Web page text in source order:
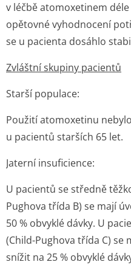
v léčbě atomoxetinem
opětovné vyhodnocení
se u pacienta dosáhlo
Zvláštní skupiny pacientů
Starší populace:
Použití atomoxetinu
u pacientů starších 65 let.
Jaterní insuficience:
U pacientů se středně
Pughova třída B) se mají
50 % obvyklé dávky. U
(Child-Pughova třída C) se
snížit na 25 % obvyklé